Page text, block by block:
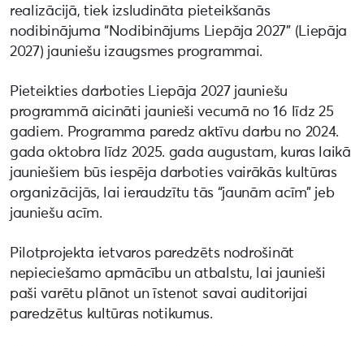
realizācijā, tiek izsludināta pieteikšanās
nodibinājuma “Nodibinājums Liepāja 2027” (Liepāja
2027) jauniešu izaugsmes programmai.
Pieteikties darboties Liepāja 2027 jauniešu
programmā aicināti jaunieši vecumā no 16 līdz 25
gadiem. Programma paredz aktīvu darbu no 2024.
gada oktobra līdz 2025. gada augustam, kuras laikā
jauniešiem būs iespēja darboties vairākās kultūras
organizācijās, lai ieraudzītu tās “jaunām acīm” jeb
jauniešu acīm.
Pilotprojekta ietvaros paredzēts nodrošināt
nepieciešamo apmācību un atbalstu, lai jaunieši
paši varētu plānot un īstenot savai auditorijai
paredzētus kultūras notikumus.